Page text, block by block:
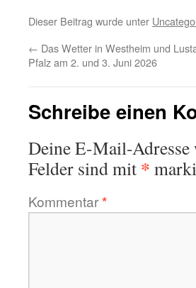
Dieser Beitrag wurde unter
← Das Wetter in Westheim und
Pfalz am 2. und 3. Juni 2026
Schreibe einen
Deine E-Mail-
Felder sind mit *
Kommentar*